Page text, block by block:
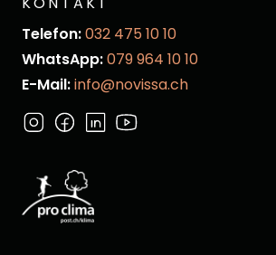
Telefon:032 475 10 10
WhatsApp:079 964 10 10
E-Mail:info@novissa.ch